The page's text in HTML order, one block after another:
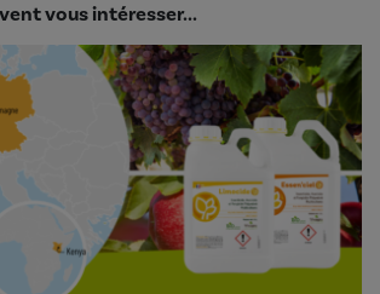
vous intéresser...